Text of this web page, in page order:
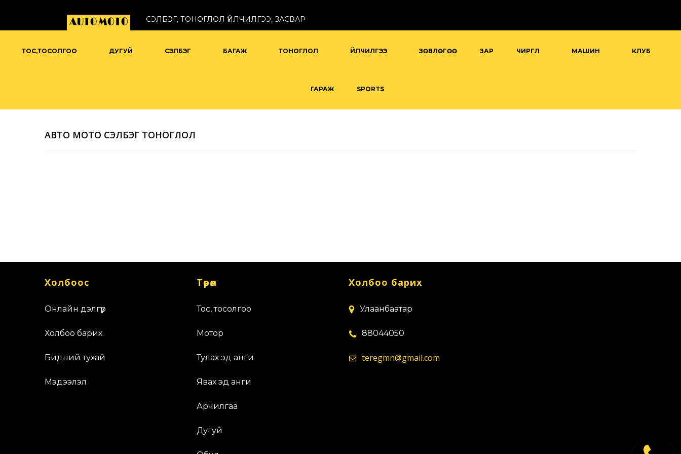
СЭЛБЭГ, ТОНОГЛОЛ ҮЙЛЧИЛГЭЭ, ЗАСВАР
ТОС,ТОСОЛГОО ДУГУЙ СЭЛБЭГ БАГАЖ ТОНОГЛОЛ ҮЙЛЧИЛГЭЭ ЗӨВЛӨГӨӨ ЗАР ЧИРГҮҮЛ МАШИН КЛУБ
ГАРАЖ SPORTS
АВТО МОТО СЭЛБЭГ ТОНОГЛОЛ
Холбоос
Онлайн дэлгүүр
Холбоо барих
Бидний тухай
Мэдээлэл
Төрөл
Тос, тосолгоо
Мотор
Тулах эд анги
Явах эд анги
Арчилгаа
Дугуй
Холбоо барих
Улаанбаатар
88044050
teregmn@gmail.com